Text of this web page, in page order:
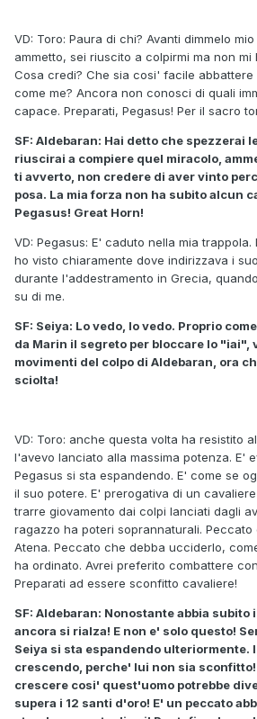
VD: Toro: Paura di chi? Avanti dimmelo
ammetto, sei riuscito a colpirmi ma non
Cosa credi? Che sia cosi' facile
come me? Ancora non conosci di quali
capace. Preparati, Pegasus! Per il sacro
SF: Aldebaran: Hai detto che spezzerai
riuscirai a compiere quel miracolo,
ti avverto, non credere di aver vinto
posa. La mia forza non ha subito alcun
Pegasus! Great Horn!
VD: Pegasus: E' caduto nella mia
ho visto chiaramente dove indirizzava i
durante l'addestramento in Grecia,
su di me.
SF: Seiya: Lo vedo, lo vedo. Proprio
da Marin il segreto per bloccare lo "iai",
movimenti del colpo di Aldebaran, ora
sciolta!
VD: Toro: anche questa volta ha resistito
l'avevo lanciato alla massima potenza. E'
Pegasus si sta espandendo. E' come se
il suo potere. E' prerogativa di un
trarre giovamento dai colpi lanciati dagli
ragazzo ha poteri soprannaturali.
Atena. Peccato che debba ucciderlo,
ha ordinato. Avrei preferito combattere
Preparati ad essere sconfitto cavaliere!
SF: Aldebaran: Nonostante abbia subito
ancora si rialza! E non e' solo questo!
Seiya si sta espandendo ulteriormente.
crescendo, perche' lui non sia sconfitto!
crescere cosi' quest'uomo potrebbe
supera i 12 santi d'oro! E' un peccato